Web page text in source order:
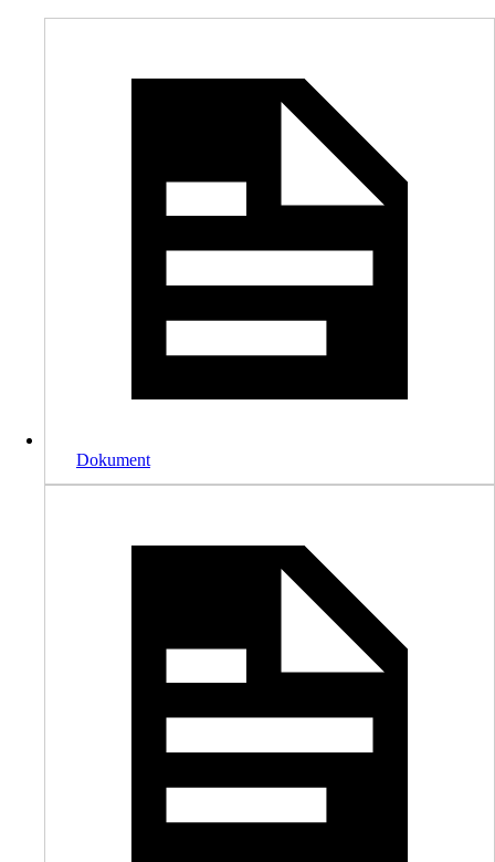
Dokument